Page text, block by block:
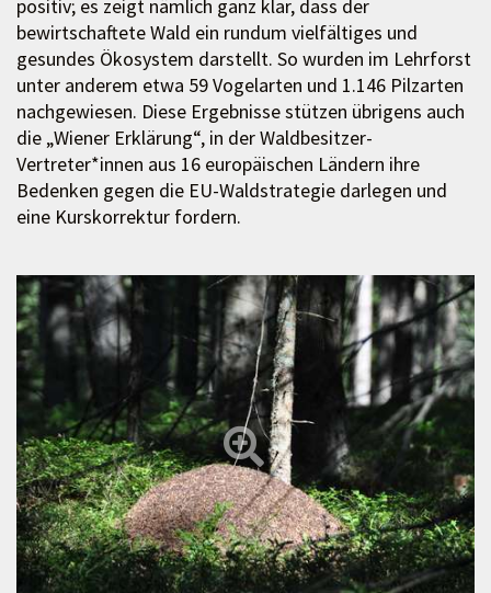
positiv; es zeigt nämlich ganz klar, dass der
bewirtschaftete Wald ein rundum vielfältiges und
gesundes Ökosystem darstellt. So wurden im Lehrforst
unter anderem etwa 59 Vogelarten und 1.146 Pilzarten
nachgewiesen. Diese Ergebnisse stützen übrigens auch
die „Wiener Erklärung“, in der Waldbesitzer-
Vertreter*innen aus 16 europäischen Ländern ihre
Bedenken gegen die EU-Waldstrategie darlegen und
eine Kurskorrektur fordern.